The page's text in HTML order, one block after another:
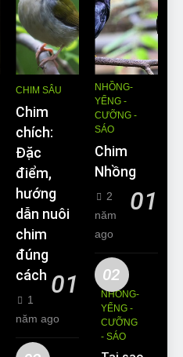
CHIM SÂU
Chim
chích:
Đặc
điểm,
hướng
dẫn nuôi
chim
đúng
cách 01
1
năm ago
NHỒNG-
YỂNG -
CƯỠNG -
SÁO
Chim
Nhồng
01
2
năm
ago
02
NHỒNG-
YỂNG -
CƯỠNG
- SÁO